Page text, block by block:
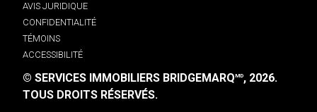
AVIS JURIDIQUE
CONFIDENTIALITÉ
TÉMOINS
ACCESSIBILITÉ
© SERVICES IMMOBILIERS BRIDGEMARQMD, 2026.
TOUS DROITS RÉSERVÉS.